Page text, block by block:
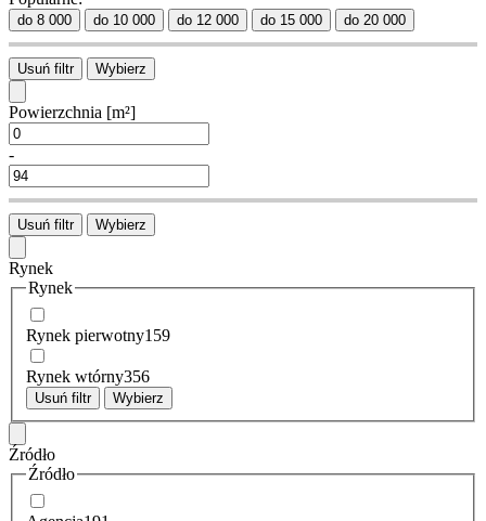
do 8 000 do 10 000 do 12 000 do 15 000 do 20 000
Usuń filtr Wybierz
Powierzchnia [m²]
-
Usuń filtr Wybierz
Rynek
Rynek
Rynek pierwotny159
Rynek wtórny356
Usuń filtr Wybierz
Źródło
Źródło